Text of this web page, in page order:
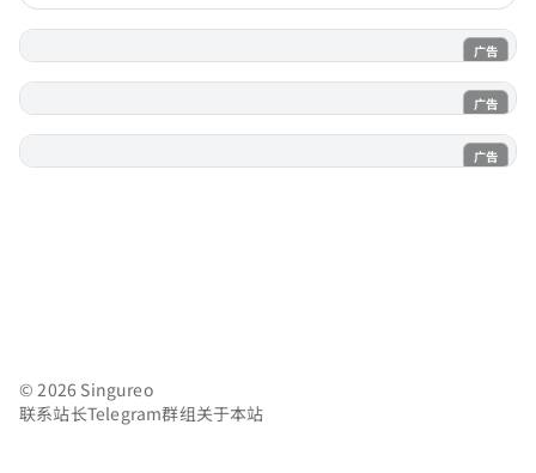
广告
电子魅魔
广告
魔法喵
广告
© 2026 Singureo
联系站长Telegram群组关于本站